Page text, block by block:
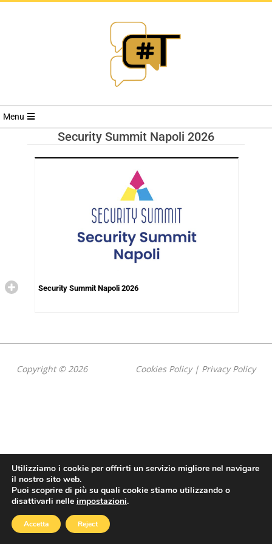
RIVISTA
TRENDS
Menu
Security Summit Napoli 2026
Security Summit Napoli 2026
Copyright © 2026 Cookies Policy| Privacy Policy
Utilizziamo i cookie per offrirti un servizio migliore nel navigare
il nostro sito web.
Puoi scoprire di più su quali cookie stiamo utilizzando o
disattivarli nelle impostazioni.
Accetta Reject